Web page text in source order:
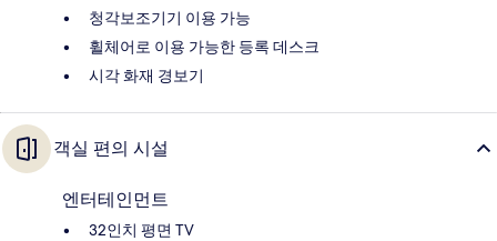
청각보조기기 이용 가능
휠체어로 이용 가능한 등록 데스크
시각 화재 경보기
객실 편의 시설
엔터테인먼트
32인치 평면 TV